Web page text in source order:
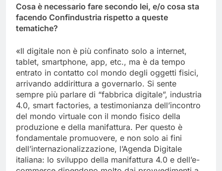
Cosa è necessario fare secondo lei, e/o cosa sta
facendo Confindustria rispetto a queste
tematiche?
«Il digitale non è più confinato solo a internet,
tablet, smartphone, app, etc., ma è da tempo
entrato in contatto col mondo degli oggetti fisici,
arrivando addirittura a governarlo. Si sente
sempre più parlare di “fabbrica digitale”, industria
4.0, smart factories, a testimonianza dell’incontro
del mondo virtuale con il mondo fisico della
produzione e della manifattura. Per questo è
fondamentale promuovere, e non solo ai fini
dell’internazionalizzazione, l’Agenda Digitale
italiana: lo sviluppo della manifattura 4.0 e dell’e-